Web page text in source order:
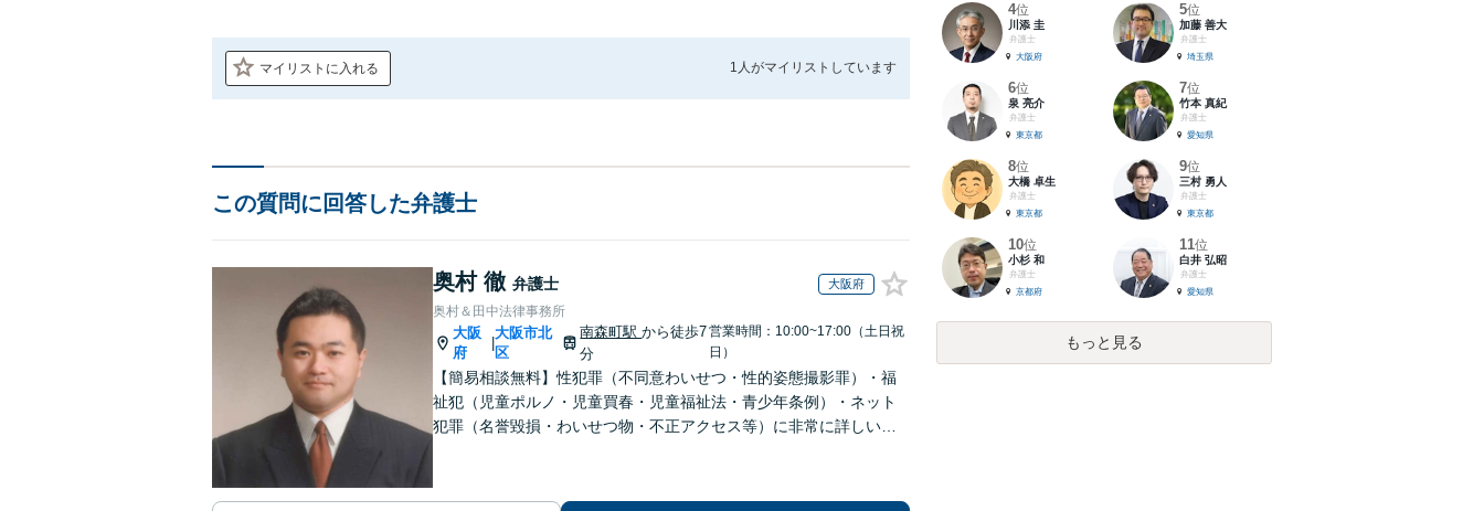
マイリストに入れる 1人がマイリストしています
この質問に回答した弁護士
奥村 徹 弁護士 大阪府
奥村＆田中法律事務所
大阪
府
|
大阪市北
区
南森町駅から徒歩7
分
営業時間：10:00~17:00（土日祝
日）
【簡易相談無料】性犯罪（不同意わいせつ・性的姿態撮影罪）・福
祉犯（児童ポルノ・児童買春・児童福祉法・青少年条例）・ネット
犯罪（名誉毀損・わいせつ物・不正アクセス等）に非常に詳しい弁
4位
川添 圭
弁護士
大阪府
5位
加藤 善大
弁護士
埼玉県
6位
泉 亮介
弁護士
東京都
7位
竹本 真紀
弁護士
愛知県
8位
大橋 卓生
弁護士
東京都
9位
三村 勇人
弁護士
東京都
10位
小杉 和
弁護士
京都府
11位
白井 弘昭
弁護士
愛知県
もっと見る